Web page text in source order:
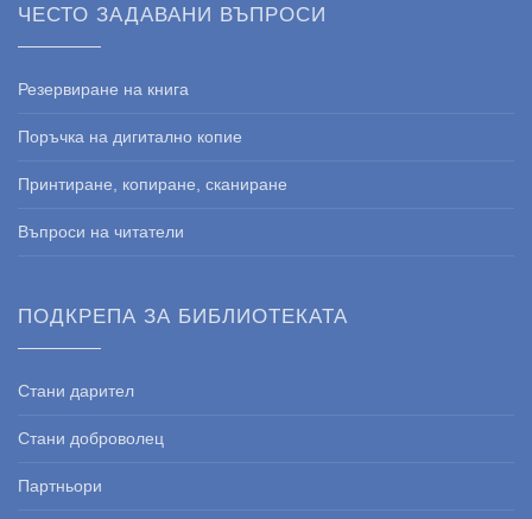
ЧЕСТО ЗАДАВАНИ ВЪПРОСИ
Резервиране на книга
Поръчка на дигитално копие
Принтиране, копиране, сканиране
Въпроси на читатели
ПОДКРЕПА ЗА БИБЛИОТЕКАТА
Стани дарител
Стани доброволец
Партньори